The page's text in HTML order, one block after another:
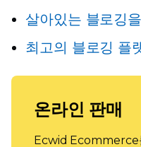
살아있는 블로깅
최고의 블로깅 플
온라인 판매
Ecwid Ecommerce